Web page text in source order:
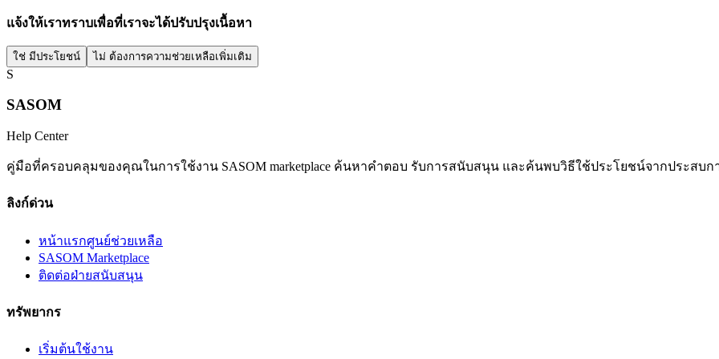
แจ้งให้เราทราบเพื่อที่เราจะได้ปรับปรุงเนื้อหา
ใช่ มีประโยชน์ ไม่ ต้องการความช่วยเหลือเพิ่มเติม
S
SASOM
Help Center
คู่มือที่ครอบคลุมของคุณในการใช้งาน SASOM marketplace ค้นหาคำตอบ รับการสนับสนุน และค้นพบวิธีใช้ประโยชน์จากประสบ
ลิงก์ด่วน
หน้าแรกศูนย์ช่วยเหลือ
SASOM Marketplace
ติดต่อฝ่ายสนับสนุน
ทรัพยากร
เริ่มต้นใช้งาน